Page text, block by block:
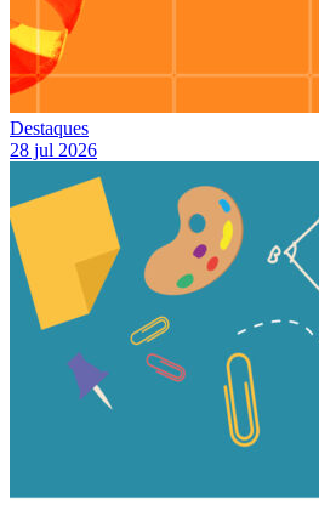
Destaques
28 jul 2026